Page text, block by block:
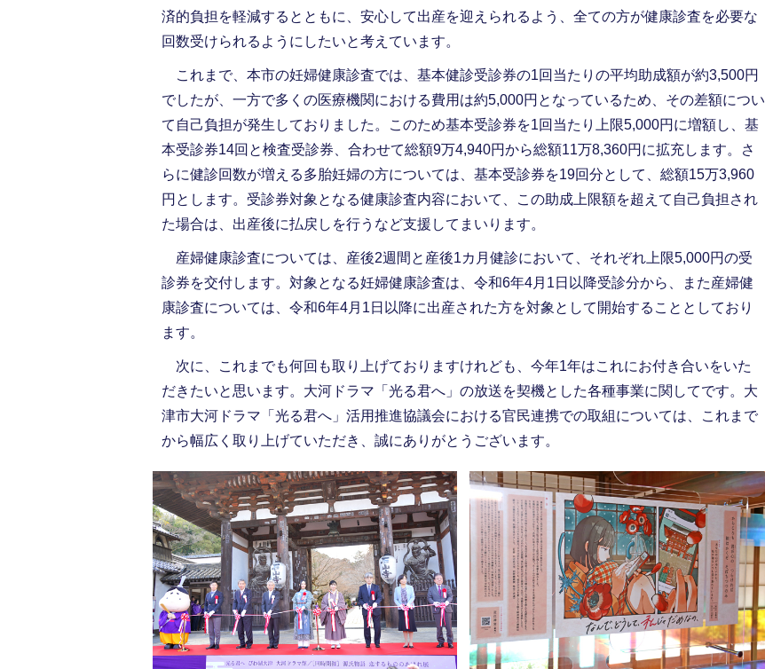
済的負担を軽減するとともに、安心して出産を迎えられるよう、全ての方が健康診査を必要な
回数受けられるようにしたいと考えています。
これまで、本市の妊婦健康診査では、基本健診受診券の1回当たりの平均助成額が約3,500円
でしたが、一方で多くの医療機関における費用は約5,000円となっているため、その差額につい
て自己負担が発生しておりました。このため基本受診券を1回当たり上限5,000円に増額し、基
本受診券14回と検査受診券、合わせて総額9万4,940円から総額11万8,360円に拡充します。さ
らに健診回数が増える多胎妊婦の方については、基本受診券を19回分として、総額15万3,960
円とします。受診券対象となる健康診査内容において、この助成上限額を超えて自己負担され
た場合は、出産後に払戻しを行うなど支援してまいります。
産婦健康診査については、産後2週間と産後1カ月健診において、それぞれ上限5,000円の受
診券を交付します。対象となる妊婦健康診査は、令和6年4月1日以降受診分から、また産婦健
康診査については、令和6年4月1日以降に出産された方を対象として開始することとしており
ます。
次に、これまでも何回も取り上げておりますけれども、今年1年はこれにお付き合いをいた
だきたいと思います。大河ドラマ「光る君へ」の放送を契機とした各種事業に関してです。大
津市大河ドラマ「光る君へ」活用推進協議会における官民連携での取組については、これまで
から幅広く取り上げていただき、誠にありがとうございます。